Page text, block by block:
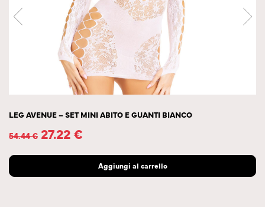
LEG AVENUE – SET MINI ABITO E GUANTI BIANCO
54.44€ 27.22€
Aggiungi al carrello